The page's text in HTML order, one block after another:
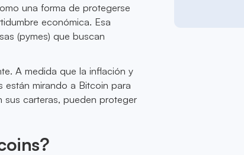
una forma de protegerse
económica. Esa
(pymes) que buscan
A medida que la inflación y
están mirando a Bitcoin para
sus carteras, pueden proteger